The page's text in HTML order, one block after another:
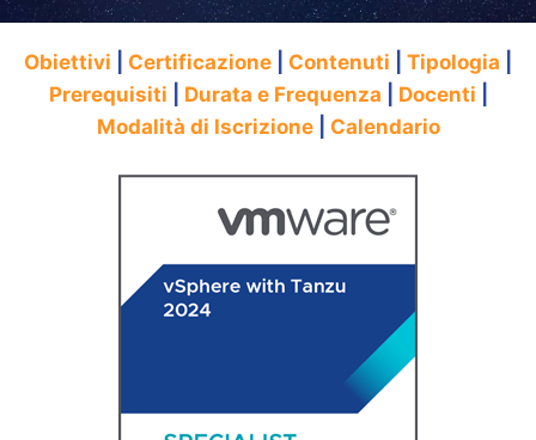
Obiettivi Certificazione Contenuti Tipologia
Prerequisiti
Durata e Frequenza Docenti
Modalità di Iscrizione
Calendario